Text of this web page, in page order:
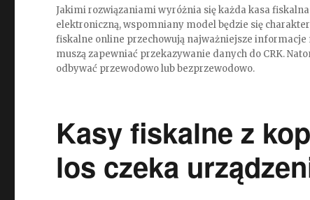
Jakimi rozwiązaniami wyróżnia się każda kasa
elektroniczną, wspomniany model będzie się
fiskalne online przechowują najważniejsze
muszą zapewniać przekazywanie danych do CRK.
odbywać przewodowo lub bezprzewodowo.
Kasy fiskalne z
los czeka